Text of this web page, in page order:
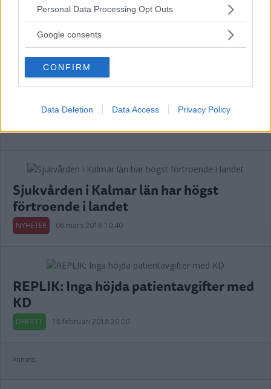
Please note that this website/app uses one or more Google
not limited to your visit or usage behaviour. You may click to
use your data for below specified purposes in below Google
consent section.
Personal Data Processing Opt Outs
Google consents
CONFIRM
Data Deletion Data Access Privacy Policy
Landstingsmajoriteten: Så vill vi
utveckla den nära vården
Annons:
Sjukvården i Kalmar län har högst
förtroende i landet
NYHETER 06 mars 2018 10.40
REPLIK: Inga höjda patientavgifter med
KD
DEBATT 18 februari 2018 20.00
Annons: